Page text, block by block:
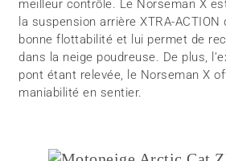
meilleur contrôle. Le Norseman X
la suspension arrière XTRA-
bonne flottabilité et lui permet de
dans la neige poudreuse. De plus,
pont étant relevée, le Norseman X
maniabilité en sentier.